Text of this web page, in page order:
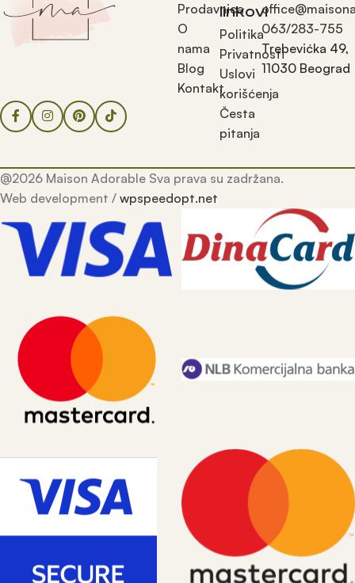
Prodavnica
O
nama
Blog
Kontakt
linkovi
Politika
Privatnosti
Uslovi
korišćenja
Česta
pitanja
063/283-755
Trebevićka 49,
11030 Beograd
@2026 Maison Adorable Sva prava su zadržana.
Web development / wpspeedopt.net